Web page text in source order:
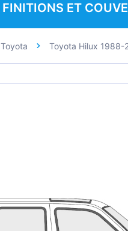
FINITIONS ET
BMW
Hyundai
Toyota Toyota Hilux 1988-